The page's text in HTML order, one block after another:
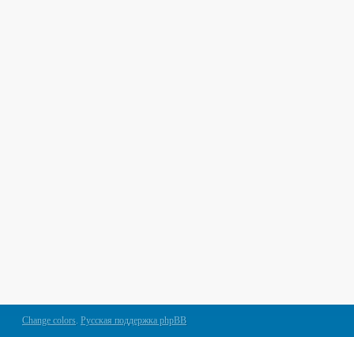
Change colors. Русская поддержка phpBB